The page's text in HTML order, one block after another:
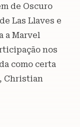
de Oscuro
Las Llaves e
a Marvel
nos
como certa
Christian